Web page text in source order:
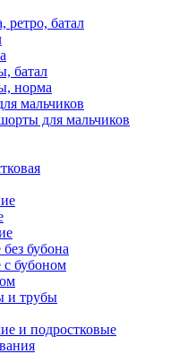
ретро, батал
батал
норма
мальчиков
для мальчиков
бубона
бубоном
и трубы
и подростковые